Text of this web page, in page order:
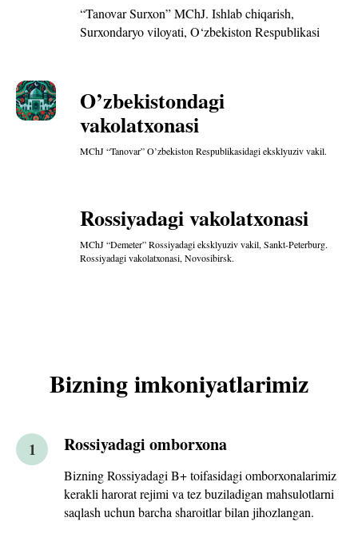
“Tanovar Surxon” MChJ. Ishlab chiqarish,
Surxondaryo viloyati, O‘zbekiston Respublikasi
O’zbekistondagi
vakolatxonasi
MChJ “Tanovar” O’zbekiston Respublikasidagi eksklyuziv vakil.
Rossiyadagi vakolatxonasi
MChJ “Demeter” Rossiyadagi eksklyuziv vakil, Sankt-Peterburg.
Rossiyadagi vakolatxonasi, Novosibirsk.
Bizning imkoniyatlarimiz
1 Rossiyadagi omborxona
Bizning Rossiyadagi B+ toifasidagi omborxonalarimiz
kerakli harorat rejimi va tez buziladigan mahsulotlarni
saqlash uchun barcha sharoitlar bilan jihozlangan.